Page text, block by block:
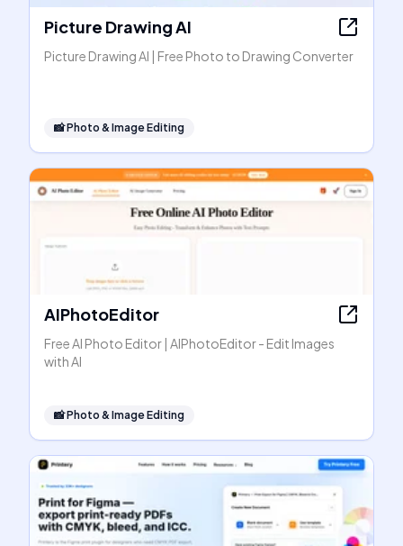
Picture Drawing AI
Picture Drawing AI | Free Photo to Drawing Converter
📸Photo & Image Editing
AIPhotoEditor
Free AI Photo Editor | AIPhotoEditor - Edit Images
with AI
📸Photo & Image Editing